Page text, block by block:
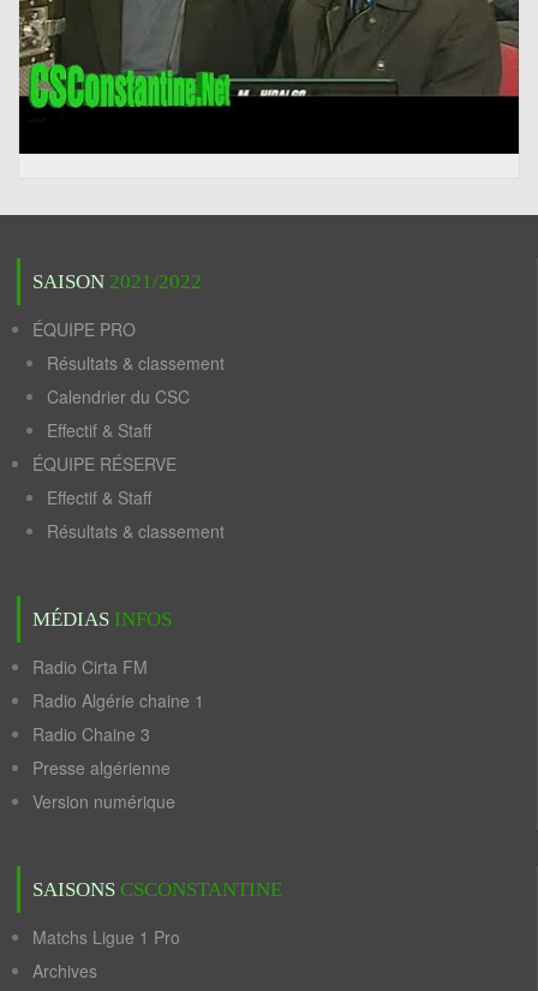
SAISON 2021/2022
ÉQUIPE PRO
Résultats & classement
Calendrier du CSC
Effectif & Staff
ÉQUIPE RÉSERVE
Effectif & Staff
Résultats & classement
MÉDIAS INFOS
Radio Cirta FM
Radio Algérie chaine 1
Radio Chaine 3
Presse algérienne
Version numérique
SAISONS CSCONSTANTINE
Matchs Ligue 1 Pro
Archives